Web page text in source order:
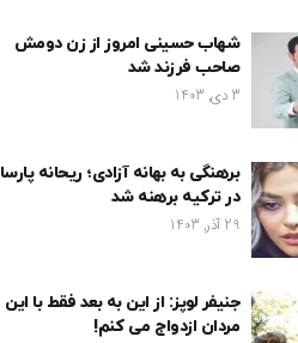
شهاب حسینی امروز از زن دومش
صاحب فرزند شد
3 دی, 1403
برهنگی به بهانه آزادی؛ ریحانه پارسا
در ترکیه برهنه شد
29 آذر, 1403
جنیفر لوپز: از این به بعد فقط با این
مردان ازدواج می کنم!